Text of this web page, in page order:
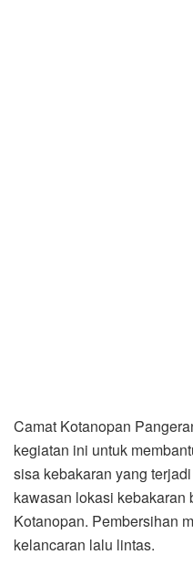
Camat Kotanopan
kegiatan ini untuk
sisa kebakaran yang
kawasan lokasi kebakaran
Kotanopan. Pembersihan
kelancaran lalu lintas.